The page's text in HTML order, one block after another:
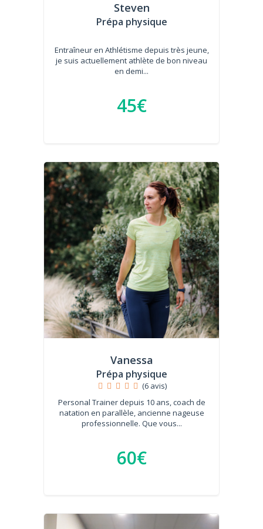
Steven
Prépa physique
Entraîneur en Athlétisme depuis très jeune,
je suis actuellement athlète de bon niveau
en demi...
45€
Vanessa
Prépa physique
(6 avis)
Personal Trainer depuis 10 ans, coach de
natation en parallèle, ancienne nageuse
professionnelle. Que vous...
60€